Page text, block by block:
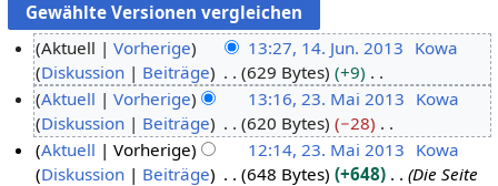
4
J
Aktuell Vorherige 13:27, 14. Jun. 2013 Kowa
Diskussion
Beiträge 629 Bytes
+9
K
e
i
n
3
Aktuell Vorherige 13:16, 23. Mai 2013 Kowa
Diskussion
Beiträge 620 Bytes
−28
K
e
Aktuell Vorherige 12:14, 23. Mai 2013 Kowa
Diskussion
Beiträge 648 Bytes +648
Die Seite